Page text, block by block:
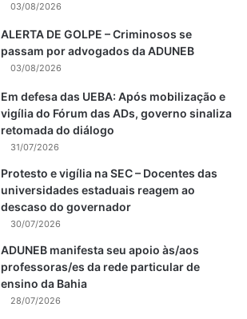
03/08/2026
ALERTA DE GOLPE – Criminosos se
passam por advogados da ADUNEB
03/08/2026
Em defesa das UEBA: Após mobilização e
vigília do Fórum das ADs, governo sinaliza
retomada do diálogo
31/07/2026
Protesto e vigília na SEC – Docentes das
universidades estaduais reagem ao
descaso do governador
30/07/2026
ADUNEB manifesta seu apoio às/aos
professoras/es da rede particular de
ensino da Bahia
28/07/2026